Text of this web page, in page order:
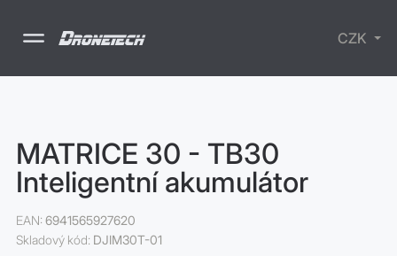
Drony
Příslušenství
Školení
Nabíjecí
stanice
SURVIVAL -
lékarničky
Elektrické
CZK
MATRICE 30 - TB30
Inteligentní akumulátor
EAN: 6941565927620
Skladový kód: DJIM30T-01